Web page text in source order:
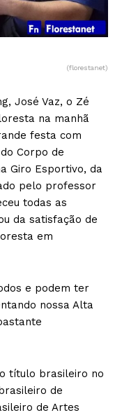
(florestanet)
José Vaz, o Zé
na manhã
festa com
Corpo de
Giro Esportivo, da
pelo professor
todas as
da satisfação de
em
e podem ter
nossa Alta
título brasileiro no
de
de Artes